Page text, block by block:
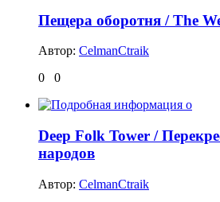
Пещера оборотня / The
Автор: CelmanCtraik
0
0
Deep Folk Tower /
народов
Автор: CelmanCtraik